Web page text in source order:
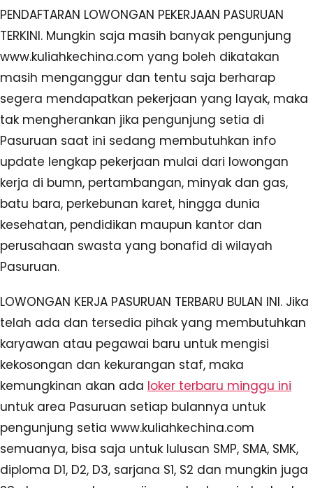
PENDAFTARAN LOWONGAN PEKERJAAN PASURUAN
TERKINI. Mungkin saja masih banyak pengunjung
www.kuliahkechina.com yang boleh dikatakan
masih menganggur dan tentu saja berharap
segera mendapatkan pekerjaan yang layak, maka
tak mengherankan jika pengunjung setia di
Pasuruan saat ini sedang membutuhkan info
update lengkap pekerjaan mulai dari lowongan
kerja di bumn, pertambangan, minyak dan gas,
batu bara, perkebunan karet, hingga dunia
kesehatan, pendidikan maupun kantor dan
perusahaan swasta yang bonafid di wilayah
Pasuruan.
LOWONGAN KERJA PASURUAN TERBARU BULAN INI. Jika
telah ada dan tersedia pihak yang membutuhkan
karyawan atau pegawai baru untuk mengisi
kekosongan dan kekurangan staf, maka
kemungkinan akan ada loker terbaru minggu ini
untuk area Pasuruan setiap bulannya untuk
pengunjung setia www.kuliahkechina.com
semuanya, bisa saja untuk lulusan SMP, SMA, SMK,
diploma D1, D2, D3, sarjana S1, S2 dan mungkin juga